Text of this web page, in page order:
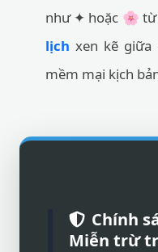
như ✦ hoặc 🌸
lịch xen kẽ giữa
mềm mại kịch
Chính
Miễn trừ